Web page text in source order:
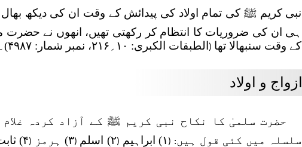
نبی کریم ﷺ کی تمام اولاد کی پیدائش کے وقت ان کی دیکھ بھال
ہی ان کی ضروریات کا انتظام کر رکھتی تھیں، انھوں نے
کے وقت سنبھالا تھا (الطبقات الکبری: ۱۰؍۲۱۶، نمبر شمار: ۴۹۸۷)۔
ازواج و اولاد
حضرت سلمیٰ کا نکاح نبی کریم ﷺ کے آزاد کردہ
سلسلہ میں کئی قول ہیں: ( ۱) ابراہیم (۲) اسلم (۳) ہرمز (۴) ثابت